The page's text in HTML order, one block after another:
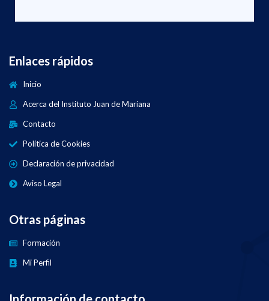
Enlaces rápidos
Inicio
Acerca del Instituto Juan de Mariana
Contacto
Política de Cookies
Declaración de privacidad
Aviso Legal
Otras páginas
Formación
Mi Perfil